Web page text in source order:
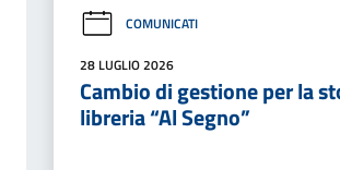
COMUNICATI
28 LUGLIO 2026
Cambio di gestione per la
libreria “Al Segno”